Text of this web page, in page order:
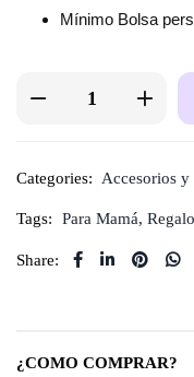
Mínimo Bolsa
Categories: Accesorios y
Tags: Para Mamá,
Share:
¿COMO COMPRAR?